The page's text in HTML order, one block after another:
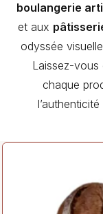
boulangerie
et aux
odyssée
Laissez-vous
chaque